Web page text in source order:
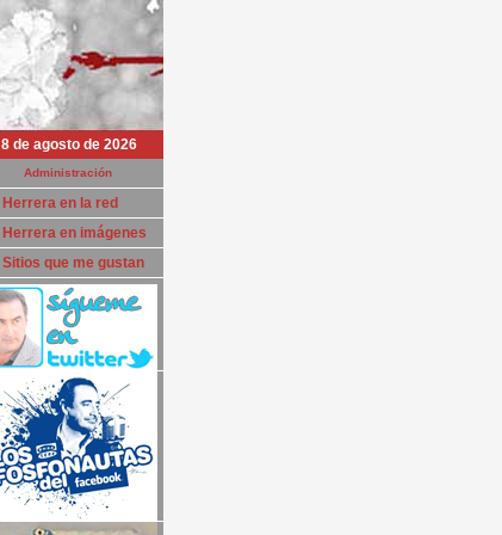
8 de agosto de 2026
Administración
Herrera en la red
Herrera en imágenes
Sitios que me gustan